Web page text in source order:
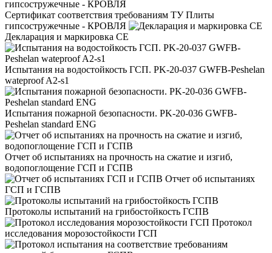
Сертификат соответствия требованиям ТУ Плиты
гипсостружечные - КРОВЛЯ
Декларация и маркировка CE
Испытания на водостойкость ГСП. PK-20-037 GWFB-Peshelan
wateproof A2-s1
Испытания пожарной безопасности. PK-20-036 GWFB-
Peshelan standard ENG
Отчет об испытаниях на прочность на сжатие и изгиб,
водопоглощение ГСП и ГСПВ
Отчет об испытаниях
ГСП и ГСПВ
Протоколы испытаний на грибостойкость ГСПВ
Протокол
исследования морозостойкости ГСП